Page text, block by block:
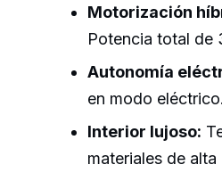
Motorización
Potencia total de
Autonomía
en modo eléctrico.
Interior lujoso:
materiales de alta